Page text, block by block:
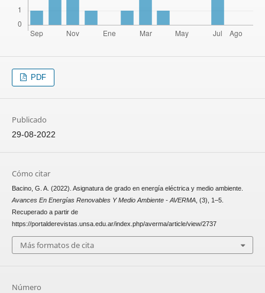
PDF
Publicado
29-08-2022
Cómo citar
Bacino, G. A. (2022). Asignatura de grado en energía eléctrica y medio ambiente.
Avances En Energías Renovables Y Medio Ambiente - AVERMA, (3), 1–5.
Recuperado a partir de
https://portalderevistas.unsa.edu.ar/index.php/averma/article/view/2737
Más formatos de cita
Número